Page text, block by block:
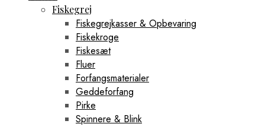
Fiskegrej
Fiskegrejkasser & Opbevaring
Fiskekroge
Fiskesæt
Fluer
Forfangsmaterialer
Geddeforfang
Pirke
Spinnere & Blink